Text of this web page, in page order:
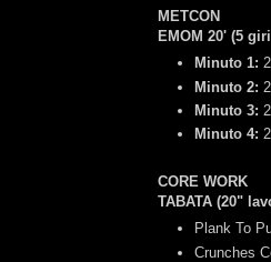
METCON
EMOM 20' (5
Minuto 1:
Minuto 2:
Minuto 3:
Minuto 4:
CORE WORK
TABATA (20"
Plank To
Crunches